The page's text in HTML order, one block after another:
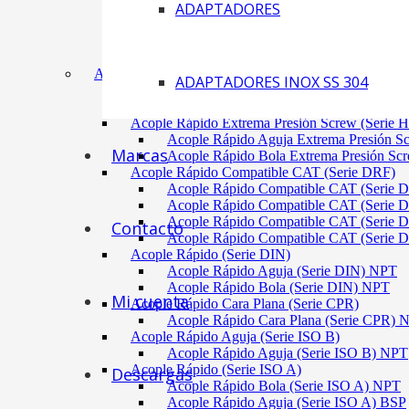
ADAPTADORES
ADAPTADORES INOX SS 304
Marcas
Contacto
Mi cuenta
Descargas
Acoplamiento Tipo Neumático Fenaflex (TYRE)
ACÓPLES RÁPIDOS
Acople Rápido Aguja Extrema Presión (Serie
Acople Rápido Extrema Presión Screw (Serie
Acople Rápido Aguja Extrema Presión
Acople Rápido Bola Extrema Presión
Acople Rápido Compatible CAT (Serie DRF)
Acople Rápido Compatible CAT (Serie
Acople Rápido Compatible CAT (Serie
Acople Rápido Compatible CAT (Serie
Acople Rápido Compatible CAT (Serie
Acople Rápido (Serie DIN)
Acople Rápido Aguja (Serie DIN) NPT
Acople Rápido Bola (Serie DIN) NPT
Acople Rápido Cara Plana (Serie CPR)
Acople Rápido Cara Plana (Serie CPR)
Acople Rápido Aguja (Serie ISO B)
Acople Rápido Aguja (Serie ISO B) NPT
Acople Rápido (Serie ISO A)
Acople Rápido Bola (Serie ISO A) NPT
Acople Rápido Aguja (Serie ISO A) BSP